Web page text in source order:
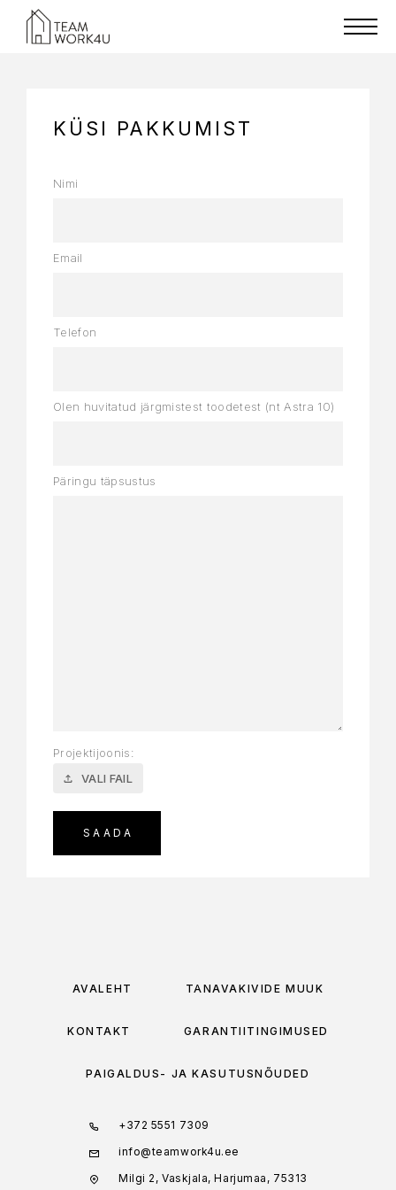
KÜSI PAKKUMIST
Nimi
Email
Telefon
Olen huvitatud järgmistest toodetest (nt Astra 10)
Päringu täpsustus
Projektijoonis:
VALI FAIL
AVALEHT TÄNAVAKIVIDE MÜÜK
KONTAKT GARANTIITINGIMUSED
PAIGALDUS- JA KASUTUSNÕUDED
+372 5551 7309
info@teamwork4u.ee
Milgi 2, Vaskjala, Harjumaa, 75313